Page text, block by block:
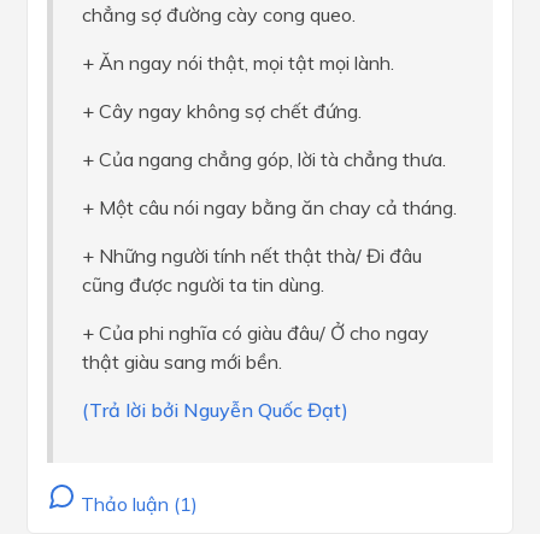
chẳng sợ đường cày cong queo.
+ Ăn ngay nói thật, mọi tật mọi lành.
+ Cây ngay không sợ chết đứng.
+ Của ngang chẳng góp, lời tà chẳng thưa.
+ Một câu nói ngay bằng ăn chay cả tháng.
+ Những người tính nết thật thà/ Đi đâu
cũng được người ta tin dùng.
+ Của phi nghĩa có giàu đâu/ Ở cho ngay
thật giàu sang mới bền.
(Trả lời bởi Nguyễn Quốc Đạt)
Thảo luận (1)